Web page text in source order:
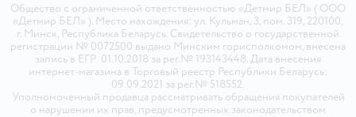
Общество с ограниченной ответственностью «Детмир БЕЛ» ( ООО
«Детмир БЕЛ» ). Место нахождения: ул. Кульман, 3, пом. 319, 220100,
г. Минск, Республика Беларусь. Свидетельство о государственной
регистрации № 0072500 выдано Минским горисполкомом, внесена
запись в ЕГР 01.10.2018 за рег.№ 193143448. Дата внесения
интернет-магазина в Торговый реестр Республики Беларусь:
09.09.2021 за рег.№ 518552.
Уполномоченный продавца рассматривать обращения покупателей
о нарушении их прав, предусмотренных законодательством